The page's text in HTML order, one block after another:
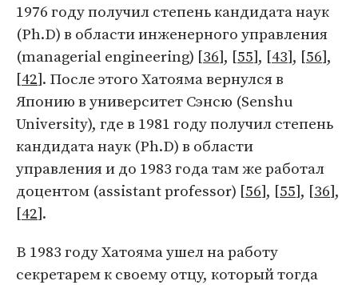
1976 году получил степень кандидата наук
(Ph.D) в области инженерного управления
(managerial engineering) [36], [55], [43], [56],
[42]. После этого Хатояма вернулся в
Японию в университет Сэнсю (Senshu
University), где в 1981 году получил степень
кандидата наук (Ph.D) в области
управления и до 1983 года там же работал
доцентом (assistant professor) [56], [55], [36],
[42].
В 1983 году Хатояма ушел на работу
секретарем к своему отцу, который тогда